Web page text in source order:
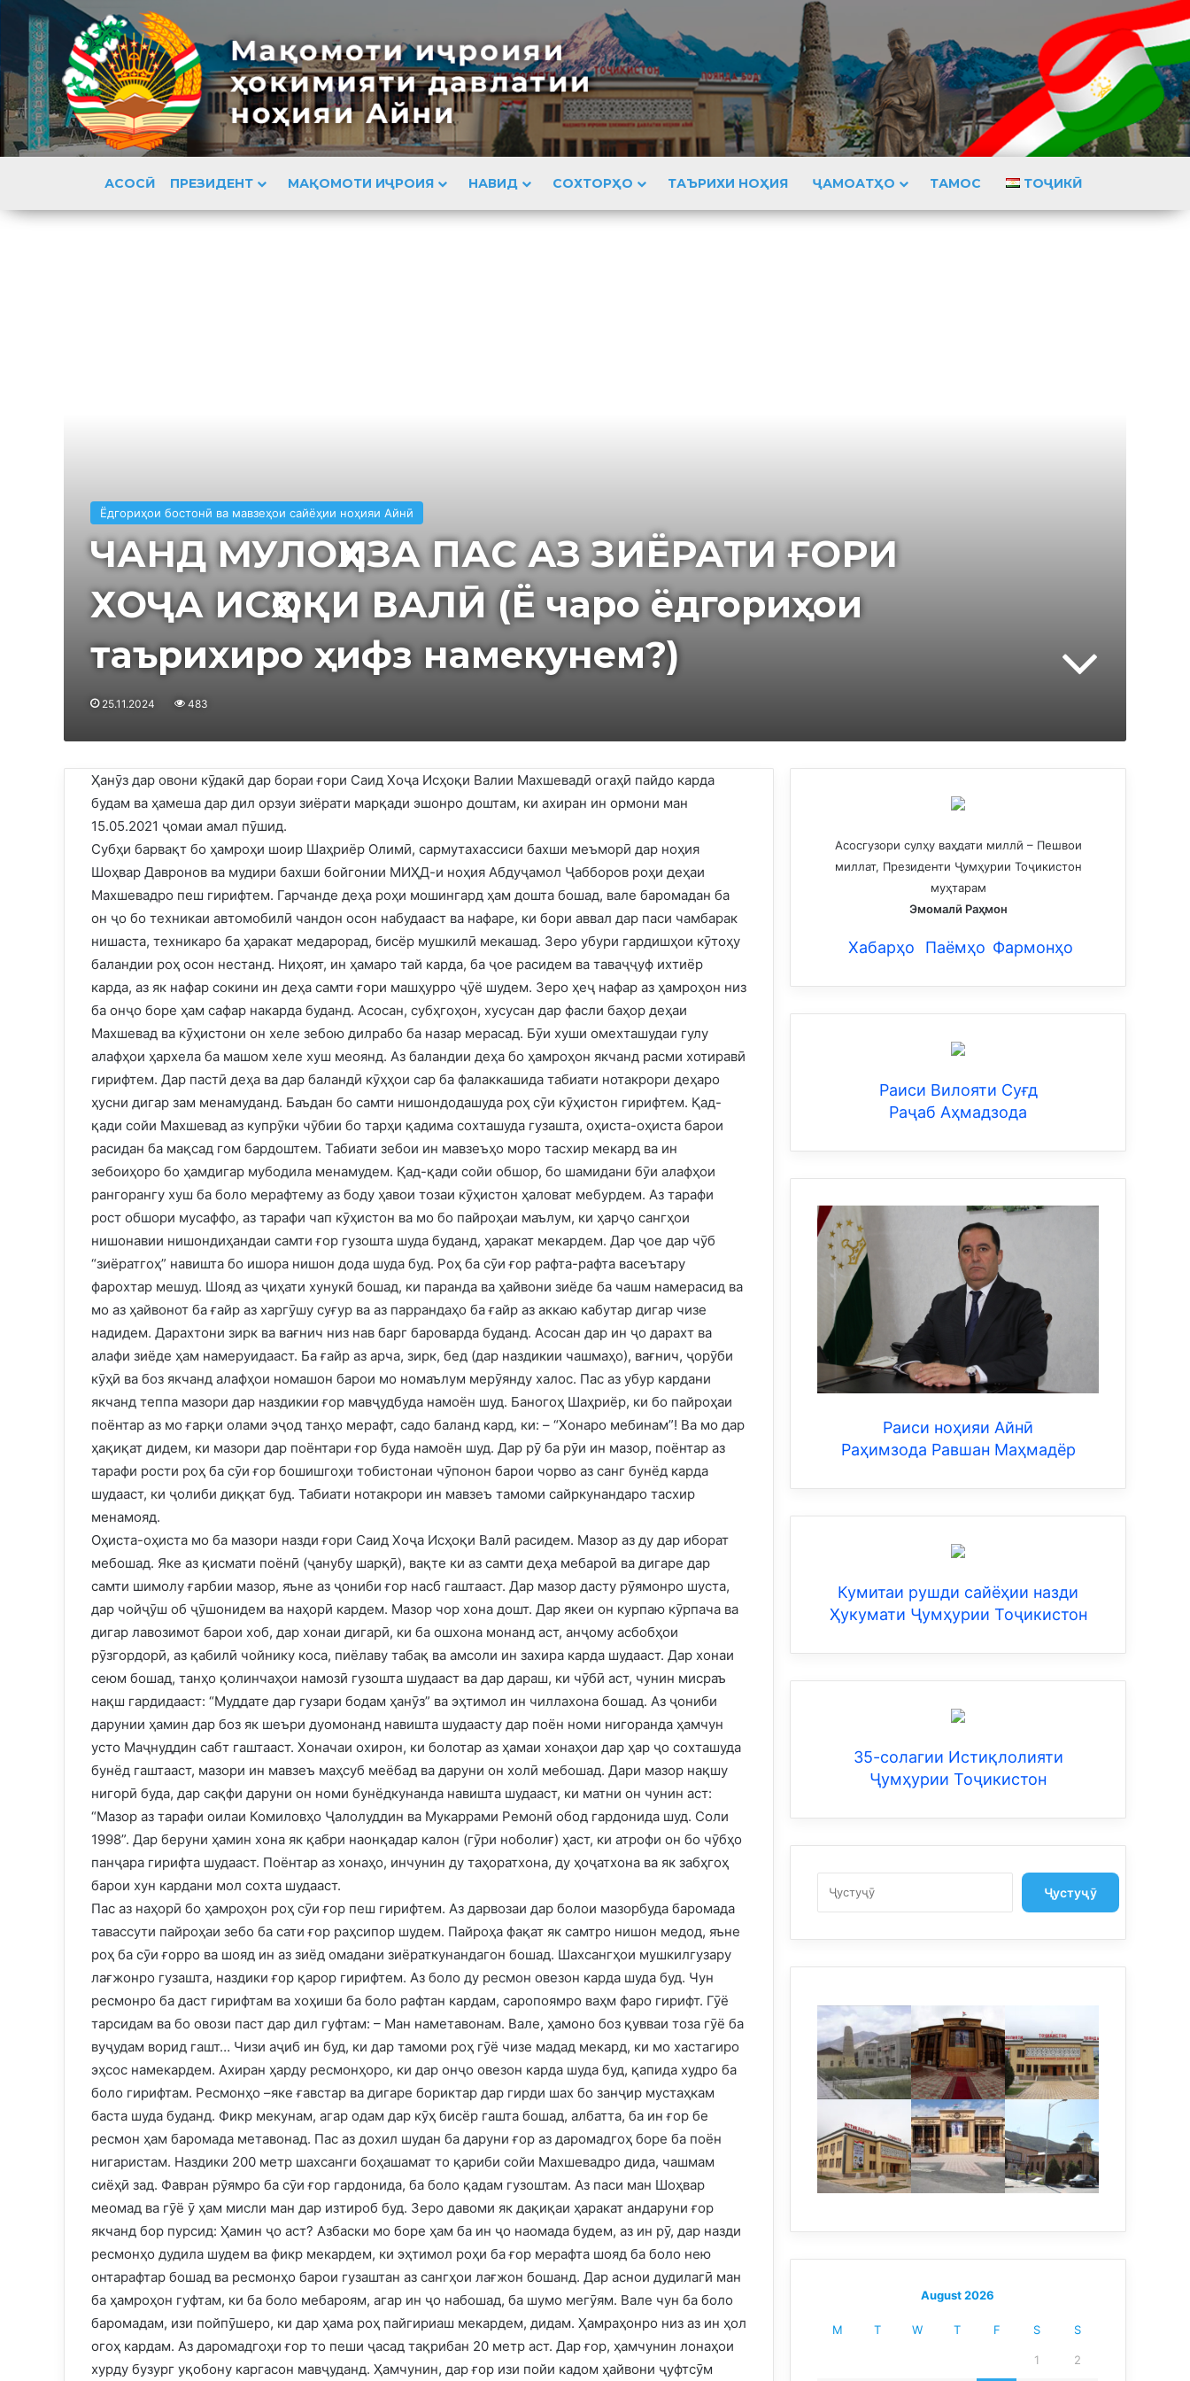
АСОСӢ ПРЕЗИДЕНТ МАҚОМОТИ ИҶРОИЯ НАВИД СОХТОРҲО ТАЪРИХИ НОҲИЯ ҶАМОАТҲО ТАМОС ТОҶИКӢ
Ёдгориҳои бостонӣ ва мавзеҳои сайёҳии ноҳияи Айнӣ
ЧАНД МУЛОҲИЗА ПАС АЗ ЗИЁРАТИ ҒОРИ
ХОҶА ИСҲОҚИ ВАЛӢ (Ё чаро ёдгориҳои
таърихиро ҳифз намекунем?)
25.11.2024 483
Ҳанӯз дар овони кӯдакӣ дар бораи ғори Саид Хоҷа Исҳоқи Валии Махшевадӣ огаҳӣ пайдо карда
будам ва ҳамеша дар дил орзуи зиёрати марқади эшонро доштам, ки ахиран ин ормони ман
15.05.2021 ҷомаи амал пӯшид.
Субҳи барвақт бо ҳамроҳи шоир Шаҳриёр Олимӣ, сармутахассиси бахши меъморӣ дар ноҳия
Шоҳвар Давронов ва мудири бахши бойгонии МИҲД-и ноҳия Абдуҷамол Ҷабборов роҳи деҳаи
Махшевадро пеш гирифтем. Гарчанде деҳа роҳи мошингард ҳам дошта бошад, вале баромадан ба
он ҷо бо техникаи автомобилӣ чандон осон набудааст ва нафаре, ки бори аввал дар паси чамбарак
нишаста, техникаро ба ҳаракат медарорад, бисёр мушкилӣ мекашад. Зеро убури гардишҳои кӯтоҳу
баландии роҳ осон нестанд. Ниҳоят, ин ҳамаро тай карда, ба ҷое расидем ва таваҷҷуф ихтиёр
карда, аз як нафар сокини ин деҳа самти ғори машҳурро ҷӯё шудем. Зеро ҳеҷ нафар аз ҳамроҳон низ
ба онҷо боре ҳам сафар накарда буданд. Асосан, субҳгоҳон, хусусан дар фасли баҳор деҳаи
Махшевад ва кӯҳистони он хеле зебою дилрабо ба назар мерасад. Бӯи хуши омехташудаи гулу
алафҳои ҳархела ба машом хеле хуш меоянд. Аз баландии деҳа бо ҳамроҳон якчанд расми хотиравӣ
гирифтем. Дар пастӣ деҳа ва дар баландӣ кӯҳҳои сар ба фалаккашида табиати нотакрори деҳаро
ҳусни дигар зам менамуданд. Баъдан бо самти нишондодашуда роҳ сӯи кӯҳистон гирифтем. Қад-
қади сойи Махшевад аз купрӯки чӯбии бо тарҳи қадима сохташуда гузашта, оҳиста-оҳиста барои
расидан ба мақсад гом бардоштем. Табиати зебои ин мавзеъҳо моро тасхир мекард ва ин
зебоиҳоро бо ҳамдигар мубодила менамудем. Қад-қади сойи обшор, бо шамидани бӯи алафҳои
рангорангу хуш ба боло мерафтему аз боду ҳавои тозаи кӯҳистон ҳаловат мебурдем. Аз тарафи
рост обшори мусаффо, аз тарафи чап кӯҳистон ва мо бо пайроҳаи маълум, ки ҳарҷо сангҳои
нишонавии нишондиҳандаи самти ғор гузошта шуда буданд, ҳаракат мекардем. Дар ҷое дар чӯб
“зиёратгоҳ” навишта бо ишора нишон дода шуда буд. Роҳ ба сӯи ғор рафта-рафта васеътару
фарохтар мешуд. Шояд аз ҷиҳати хунукӣ бошад, ки паранда ва ҳайвони зиёде ба чашм намерасид ва
мо аз ҳайвонот ба ғайр аз харгӯшу суғур ва аз паррандаҳо ба ғайр аз аккаю кабутар дигар чизе
надидем. Дарахтони зирк ва вағнич низ нав барг бароварда буданд. Асосан дар ин ҷо дарахт ва
алафи зиёде ҳам намеруидааст. Ба ғайр аз арча, зирк, бед (дар наздикии чашмаҳо), вағнич, ҷорӯби
кӯҳӣ ва боз якчанд алафҳои номашон барои мо номаълум мерӯянду халос. Пас аз убур кардани
якчанд теппа мазори дар наздикии ғор мавҷудбуда намоён шуд. Баногоҳ Шаҳриёр, ки бо пайроҳаи
поёнтар аз мо ғарқи олами эҷод танҳо мерафт, садо баланд кард, ки: – “Хонаро мебинам”! Ва мо дар
ҳақиқат дидем, ки мазори дар поёнтари ғор буда намоён шуд. Дар рӯ ба рӯи ин мазор, поёнтар аз
тарафи рости роҳ ба сӯи ғор бошишгоҳи тобистонаи чӯпонон барои чорво аз санг бунёд карда
шудааст, ки ҷолиби диққат буд. Табиати нотакрори ин мавзеъ тамоми сайркунандаро тасхир
менамояд.
Оҳиста-оҳиста мо ба мазори назди ғори Саид Хоҷа Исҳоқи Валӣ расидем. Мазор аз ду дар иборат
мебошад. Яке аз қисмати поёнӣ (ҷанубу шарқӣ), вақте ки аз самти деҳа мебароӣ ва дигаре дар
самти шимолу ғарбии мазор, яъне аз ҷониби ғор насб гаштааст. Дар мазор дасту рӯямонро шуста,
дар чойҷӯш об ҷӯшонидем ва наҳорӣ кардем. Мазор чор хона дошт. Дар якеи он курпаю кӯрпача ва
дигар лавозимот барои хоб, дар хонаи дигарӣ, ки ба ошхона монанд аст, анҷому асбобҳои
рӯзгордорӣ, аз қабилӣ чойнику коса, пиёлаву табақ ва амсоли ин захира карда шудааст. Дар хонаи
сеюм бошад, танҳо қолинчаҳои намозӣ гузошта шудааст ва дар дараш, ки чӯбӣ аст, чунин мисраъ
нақш гардидааст: “Муддате дар гузари бодам ҳанӯз” ва эҳтимол ин чиллахона бошад. Аз ҷониби
дарунии ҳамин дар боз як шеъри дуомонанд навишта шудаасту дар поён номи нигоранда ҳамчун
усто Маҷнуддин сабт гаштааст. Хоначаи охирон, ки болотар аз ҳамаи хонаҳои дар ҳар ҷо сохташуда
бунёд гаштааст, мазори ин мавзеъ маҳсуб меёбад ва даруни он холӣ мебошад. Дари мазор нақшу
нигорӣ буда, дар сақфи даруни он номи бунёдкунанда навишта шудааст, ки матни он чунин аст:
“Мазор аз тарафи оилаи Комиловҳо Ҷалолуддин ва Мукаррами Ремонӣ обод гардонида шуд. Соли
1998”. Дар беруни ҳамин хона як қабри наонқадар калон (гӯри ноболиғ) ҳаст, ки атрофи он бо чӯбҳо
панҷара гирифта шудааст. Поёнтар аз хонаҳо, инчунин ду таҳоратхона, ду ҳоҷатхона ва як забҳгоҳ
барои хун кардани мол сохта шудааст.
Пас аз наҳорӣ бо ҳамроҳон роҳ сӯи ғор пеш гирифтем. Аз дарвозаи дар болои мазорбуда баромада
тавассути пайроҳаи зебо ба сати ғор раҳсипор шудем. Пайроҳа фақат як самтро нишон медод, яъне
роҳ ба сӯи ғорро ва шояд ин аз зиёд омадани зиёраткунандагон бошад. Шахсангҳои мушкилгузару
лағжонро гузашта, наздики ғор қарор гирифтем. Аз боло ду ресмон овезон карда шуда буд. Чун
ресмонро ба даст гирифтам ва хоҳиши ба боло рафтан кардам, саропоямро ваҳм фаро гирифт. Гӯё
тарсидам ва бо овози паст дар дил гуфтам: – Ман наметавонам. Вале, ҳамоно боз қувваи тоза гӯё ба
вуҷудам ворид гашт… Чизи аҷиб ин буд, ки дар тамоми роҳ гӯё чизе мадад мекард, ки мо хастагиро
эҳсос намекардем. Ахиран ҳарду ресмонҳоро, ки дар онҷо овезон карда шуда буд, қапида худро ба
боло гирифтам. Ресмонҳо –яке ғавстар ва дигаре бориктар дар гирди шах бо занҷир мустаҳкам
баста шуда буданд. Фикр мекунам, агар одам дар кӯҳ бисёр гашта бошад, албатта, ба ин ғор бе
ресмон ҳам баромада метавонад. Пас аз дохил шудан ба даруни ғор аз даромадгоҳ боре ба поён
нигаристам. Наздики 200 метр шахсанги боҳашамат то қариби сойи Махшевадро дида, чашмам
сиёҳӣ зад. Фавран рӯямро ба сӯи ғор гардонида, ба боло қадам гузоштам. Аз паси ман Шоҳвар
меомад ва гӯё ӯ ҳам мисли ман дар изтироб буд. Зеро давоми як дақиқаи ҳаракат андаруни ғор
якчанд бор пурсид: Ҳамин ҷо аст? Азбаски мо боре ҳам ба ин ҷо наомада будем, аз ин рӯ, дар назди
ресмонҳо дудила шудем ва фикр мекардем, ки эҳтимол роҳи ба ғор мерафта шояд ба боло нею
онтарафтар бошад ва ресмонҳо барои гузаштан аз сангҳои лағжон бошанд. Дар аснои дудилагӣ ман
ба ҳамроҳон гуфтам, ки ба боло мебароям, агар ин ҷо набошад, ба шумо мегӯям. Вале чун ба боло
баромадам, изи пойпӯшеро, ки дар ҳама роҳ пайгириаш мекардем, дидам. Ҳамраҳонро низ аз ин ҳол
огоҳ кардам. Аз даромадгоҳи ғор то пеши ҷасад тақрибан 20 метр аст. Дар ғор, ҳамчунин лонаҳои
хурду бузург уқобону каргасон мавҷуданд. Ҳамчунин, дар ғор изи пойи кадом ҳайвони ҷуфтсӯм
Асосгузори сулҳу ваҳдати миллӣ – Пешвои
миллат, Президенти Ҷумҳурии Тоҷикистон
муҳтарам
Эмомалӣ Раҳмон
Хабарҳо Паёмҳо Фармонҳо
Раиси Вилояти Суғд
Раҷаб Аҳмадзода
Раиси ноҳияи Айнӣ
Раҳимзода Равшан Маҳмадёр
Кумитаи рушди сайёҳии назди
Ҳукумати Ҷумҳурии Тоҷикистон
35-солагии Истиқлолияти
Ҷумҳурии Тоҷикистон
Ҷустуҷӯ
August 2026
M T W T F S S
1 2